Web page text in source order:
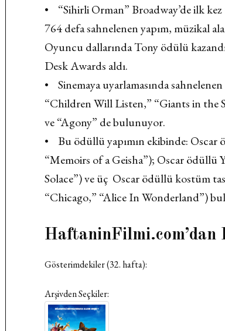
• “Sihirli Orman” Broadway’de ilk
764 defa sahnelenen yapım, müzikal
Oyuncu dallarında Tony ödülü
Desk Awards aldı.
• Sinemaya uyarlamasında
“Children Will Listen,” “Giants in the
ve “Agony” de bulunuyor.
• Bu ödüllü yapımın ekibinde:
“Memoirs of a Geisha”); Oscar ödüllü
Solace”) ve üç Oscar ödüllü kostüm
“Chicago,” “Alice In Wonderland”)
HaftaninFilmi.com’dan
Gösterimdekiler (32. hafta):
Arşivden Seçkiler: